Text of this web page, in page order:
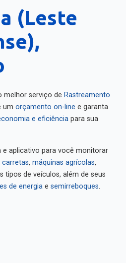
(Leste
melhor serviço de Rastreamento
um orçamento on-line e garanta
e eficiência para sua
aplicativo para você monitorar
carretas, máquinas agrícolas,
tipos de veículos, além de seus
de energia e semirreboques.